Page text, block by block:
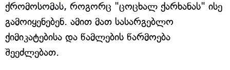
ქრომოსომას, როგორც "ცოცხალ ქარხანას" ისე
გამოიყენებენ. ამით მათ სასარგებლო
ქიმიკატებისა და წამლების წარმოება
შეეძლებათ.